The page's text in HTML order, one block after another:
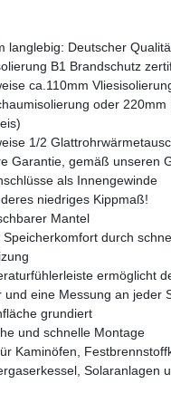
langlebig: Deutscher
B1 Brandschutz
ca.110mm
oder 220mm
1/2
Garantie, gemäß unseren
als Innengewinde
niedriges Kippmaß!
Mantel
Speicherkomfort durch
ermöglicht
und eine Messung an jeder
grundiert
und schnelle Montage
Kaminöfen,
Solaranlagen